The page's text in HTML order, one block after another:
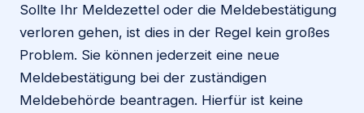
Sollte Ihr Meldezettel oder die Meldebestätigung
verloren gehen, ist dies in der Regel kein großes
Problem. Sie können jederzeit eine neue
Meldebestätigung bei der zuständigen
Meldebehörde beantragen. Hierfür ist keine